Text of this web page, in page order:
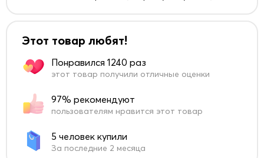
Этот товар любят!
Понравился 1240 раз
этот товар получили отличные оценки
97% рекомендуют
пользователям нравится этот товар
5 человек купили
За последние 2 месяца